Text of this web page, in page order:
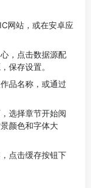
网站，或在安卓应
，点击数据源配
保存设置。
品名称，或通过
选择章节开始阅
颜色和字体大
点击缓存按钮下